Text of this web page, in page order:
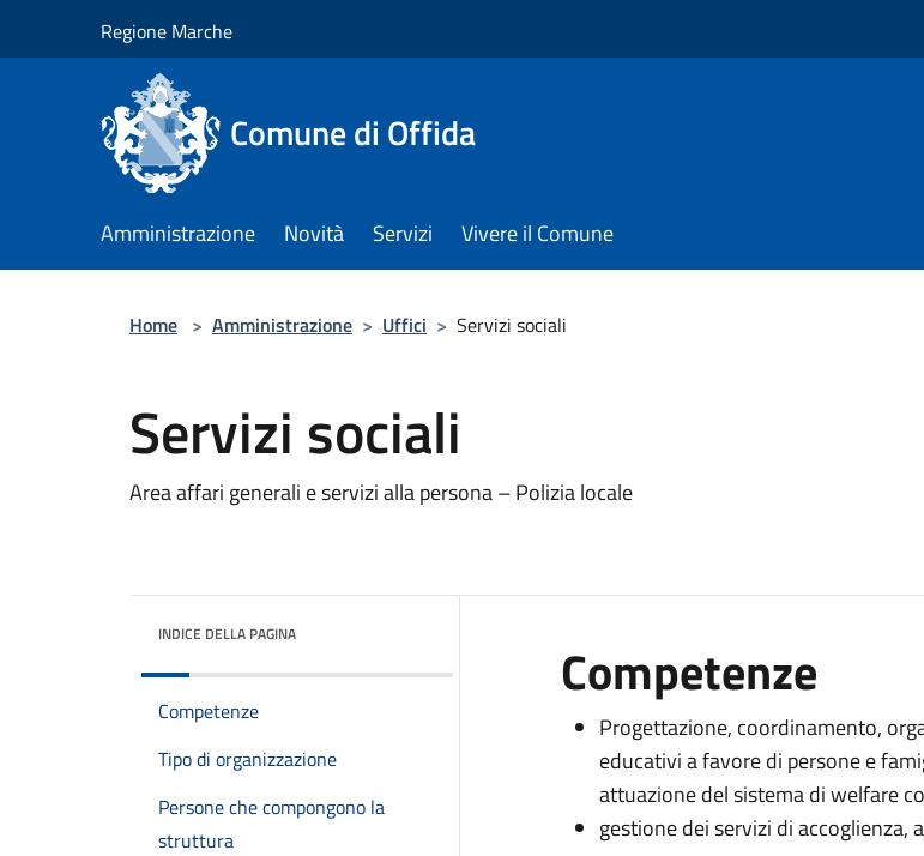
Regione Marche
Comune di Offida
Amministrazione Novità Servizi Vivere il Comune
Home > Amministrazione > Uffici > Servizi sociali
Servizi sociali
Area affari generali e servizi alla persona – Polizia locale
INDICE DELLA PAGINA
Competenze
Tipo di organizzazione
Persone che compongono la
struttura
Competenze
Progettazione, coordinamento,
educativi a favore di persone e
attuazione del sistema di welfare
gestione dei servizi di accoglienza,